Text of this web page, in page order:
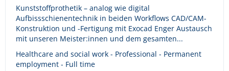
Kunststoffprothetik – analog wie digital
Aufbissschienentechnik in beiden Workflows CAD/CAM-
Konstruktion und -Fertigung mit Exocad Enger Austausch
mit unseren Meister:innen und dem gesamten...
Healthcare and social work - Professional - Permanent
employment - Full time